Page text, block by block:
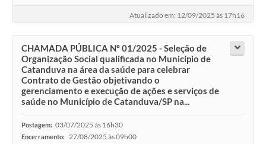
Atualizado em: 12/09/2025 às 17h16
CHAMADA PÚBLICA Nº 01/2025 - Seleção de
Organização Social qualificada no Município de
Catanduva na área da saúde para celebrar
Contrato de Gestão objetivando o
gerenciamento e execução de ações e serviços de
saúde no Município de Catanduva/SP na...
Postagem: 03/07/2025 às 16h30
Encerramento: 27/08/2025 às 09h00